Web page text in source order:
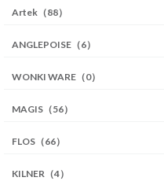
Artek（88）
ANGLEPOISE（6）
WONKI WARE（0）
MAGIS（56）
FLOS（66）
KILNER（4）